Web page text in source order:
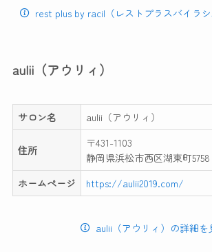
rest plus by racil（レストプラスバイラ
aulii（アウリィ）
サロン名 aulii（アウリィ）
住所
〒431-1103
静岡県浜松市西区湖東町5758
ホームページ
https://aulii2019.com/
aulii（アウリィ）の詳細を